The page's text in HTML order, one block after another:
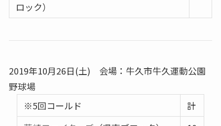
ロック）
2019年10月26日(土) 会場：牛久市牛久運動公園
野球場
※5回コールド
計